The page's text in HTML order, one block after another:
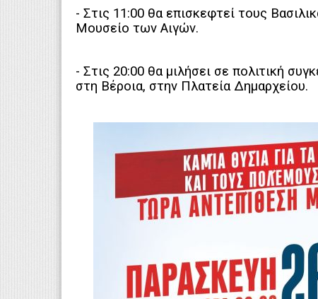
- Στις 11:00 θα επισκεφτεί τους
Μουσείο των Αιγών.
- Στις 20:00 θα μιλήσει σε πολιτική
στη Βέροια, στην Πλατεία Δημαρχείου.